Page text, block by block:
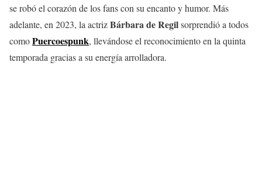
se robó el corazón de los fans con su encanto y humor. Más
adelante, en 2023, la actrizBárbara de Regilsorprendió a todos
comoPuercoespunk, llevándose el reconocimiento en la quinta
temporada gracias a su energía arrolladora.